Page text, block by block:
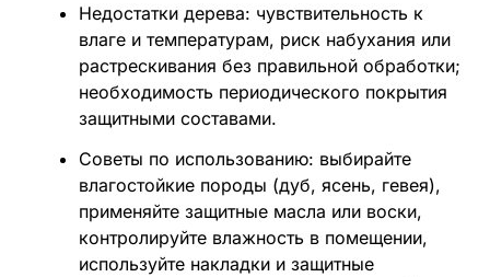
Недостатки дерева: чувствительность к
влаге и температурам, риск набухания или
растрескивания без правильной обработки;
необходимость периодического покрытия
защитными составами.
Советы по использованию: выбирайте
влагостойкие породы (дуб, ясень, гевея),
применяйте защитные масла или воски,
контролируйте влажность в помещении,
используйте накладки и защитные